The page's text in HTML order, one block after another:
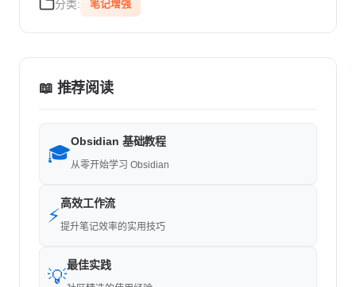
分类:
笔记增强
📖 推荐阅读
🎓
Obsidian 基础教程
从零开始学习 Obsidian
⚡
高效工作流
提升笔记效率的实用技巧
💡
最佳实践